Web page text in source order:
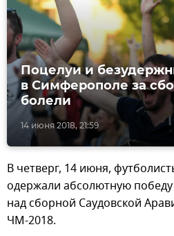
14 июня 2018, 21:59
Поцелуи и
в Симферополе за
болели
В четверг, 14 июня,
одержали абсолютную
над сборной Саудовской
ЧМ-2018.